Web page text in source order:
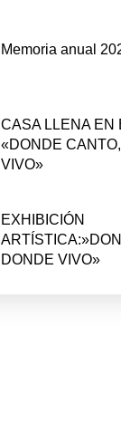
Memoria anual
CASA LLENA EN
«DONDE
VIVO»
EXHIBICIÓN
DONDE VIVO»